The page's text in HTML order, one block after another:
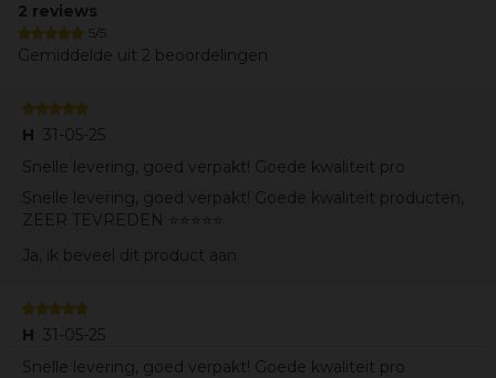
2 reviews
5/5
Gemiddelde uit 2 beoordelingen
H 31-05-25
Snelle levering, goed verpakt! Goede kwaliteit pro
Snelle levering, goed verpakt! Goede kwaliteit producten,
ZEER TEVREDEN ⭐️⭐️⭐️⭐️⭐️
Ja, ik beveel dit product aan
H 31-05-25
Snelle levering, goed verpakt! Goede kwaliteit pro